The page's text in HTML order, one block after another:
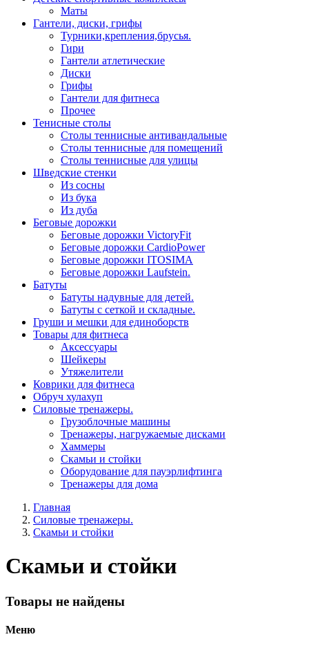
Маты
Гантели, диски, грифы
Турники,крепления,брусья.
Гири
Гантели атлетические
Диски
Грифы
Гантели для фитнеса
Прочее
Тенисные столы
Столы теннисные антивандальные
Столы теннисные для помещений
Столы теннисные для улицы
Шведские стенки
Из сосны
Из бука
Из дуба
Беговые дорожки
Беговые дорожки VictoryFit
Беговые дорожки CardioPower
Беговые дорожки ITOSIMA
Беговые дорожки Laufstein.
Батуты
Батуты надувные для детей.
Батуты с сеткой и складные.
Груши и мешки для единоборств
Товары для фитнеса
Aксессуары
Шейкеры
Утяжелители
Коврики для фитнеса
Обруч хулахуп
Силовые тренажеры.
Грузоблочные машины
Тренажеры, нагружаемые дисками
Хаммеры
Скамьи и стойки
Оборудование для пауэрлифтинга
Тренажеры для дома
Главная
Силовые тренажеры.
Скамьи и стойки
Скамьи и стойки
Товары не найдены
Меню